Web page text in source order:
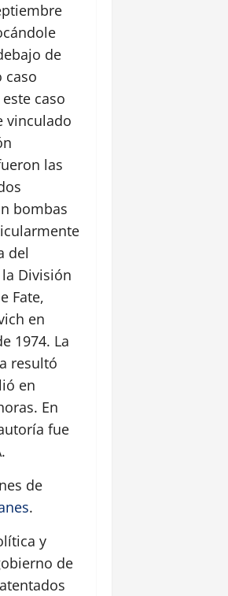
de
caso
caso
vinculado
las
bombas
del
División
Fate,
en
1974. La
resultó
en
En
fue
de
.
y
de